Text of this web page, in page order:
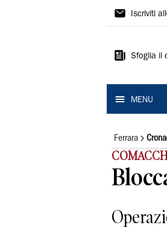
La
Ferrara
Iscriviti
Sfoglia il
MENU
Ferrara